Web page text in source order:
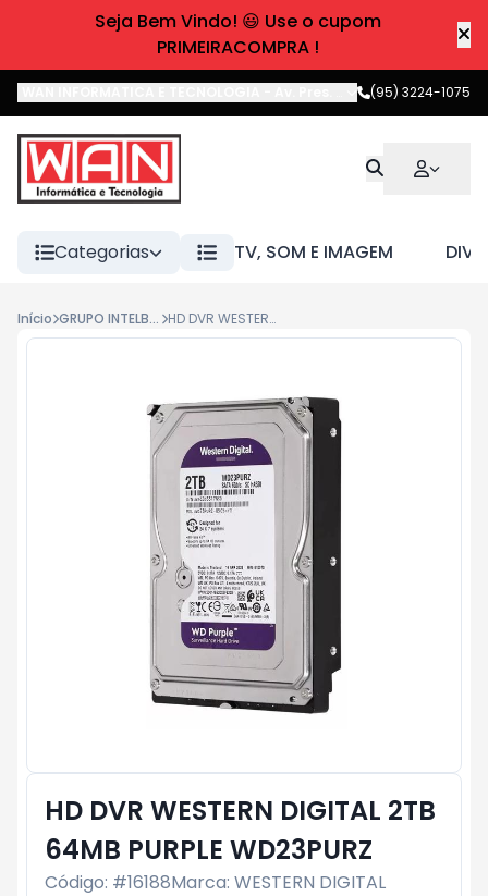
Seja Bem Vindo! 😃 Use o cupom
PRIMEIRACOMPRA !
Av. Pres. Castelo Branco,Boa
(95) 3224-1075
Categorias TV, SOM E IMAGEM
Início GRUPO INTELBRAS HD DVR WESTERN DIGITAL 2TB 64MB PURPLE WD23PURZ
HD DVR WESTERN DIGITAL 2TB
64MB PURPLE WD23PURZ
Código: #16188Marca: WESTERN DIGITAL